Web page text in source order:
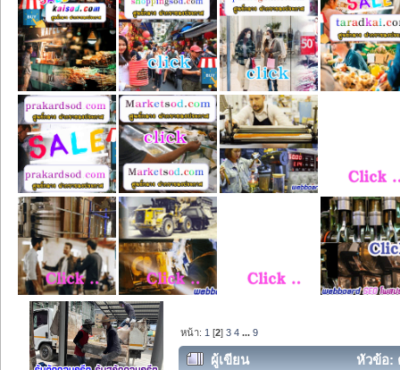
หน้า: 1 [2]3 4 ...9
ผู้เขียน
หัวข้อ: